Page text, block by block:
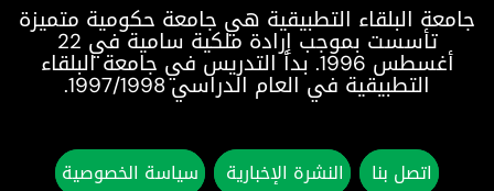
جامعة البلقاء التطبيقية هي جامعة حكومية متميزة
تأسست بموجب إرادة ملكية سامية في 22
أغسطس 1996. بدأ التدريس في جامعة البلقاء
التطبيقية في العام الدراسي 1997/1998.
اتصل بنا النشرة الإخبارية سياسة الخصوصية